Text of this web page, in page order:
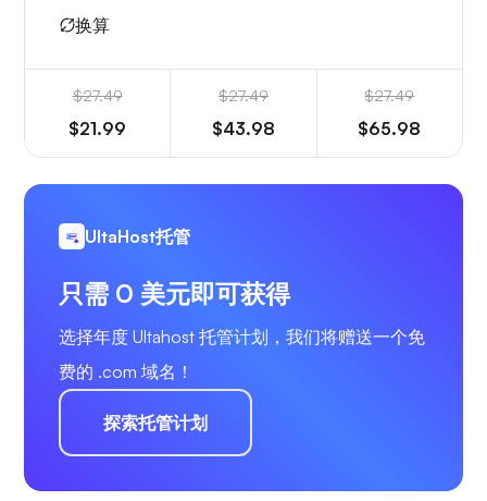
换算
$27.49
$21.99
$27.49
$43.98
$27.49
$65.98
UltaHost托管
只需 0 美元即可获得
选择年度 Ultahost 托管计划，我们将赠送一个免
费的 .com 域名！
探索托管计划